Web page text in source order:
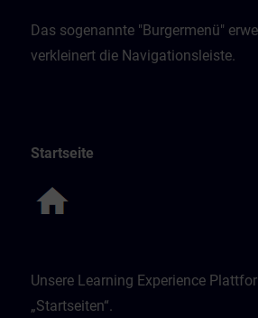
Das sogenannte "Burgermenü"
verkleinert die Navigationsleiste.
Startseite
Unsere Learning Experience
„Startseiten“.